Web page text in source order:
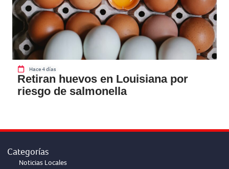
Hace 4 días
Retiran huevos en Louisiana por
riesgo de salmonella
Categorías
Noticias Locales